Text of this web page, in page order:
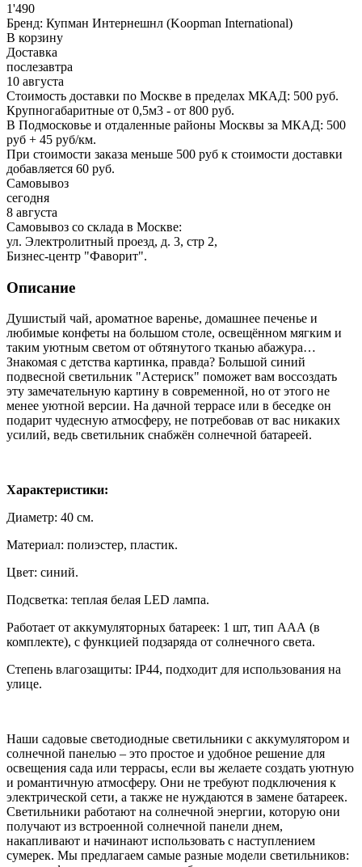
1'490
Бренд: Купман Интернешнл (Koopman International)
В корзину
Доставка
послезавтра
10 августа
Стоимость доставки по Москве в пределах МКАД: 500 руб.
Крупногабаритные от 0,5м3 - от 800 руб.
В Подмосковье и отдаленные районы Москвы за МКАД: 500
руб + 45 руб/км.
При стоимости заказа меньше 500 руб к стоимости доставки
добавляется 60 руб.
Самовывоз
сегодня
8 августа
Самовывоз со склада в Москве:
ул. Электролитный проезд, д. 3, стр 2,
Бизнес-центр "Фаворит".
Описание
Душистый чай, ароматное варенье, домашнее печенье и
любимые конфеты на большом столе, освещённом мягким и
таким уютным светом от обтянутого тканью абажура…
Знакомая с детства картинка, правда? Большой синий
подвесной светильник "Астериск" поможет вам воссоздать
эту замечательную картину в современной, но от этого не
менее уютной версии. На дачной террасе или в беседке он
подарит чудесную атмосферу, не потребовав от вас никаких
усилий, ведь светильник снабжён солнечной батареей.
Характеристики:
Диаметр: 40 см.
Материал: полиэстер, пластик.
Цвет: синий.
Подсветка: теплая белая LED лампа.
Работает от аккумуляторных батареек: 1 шт, тип ААА (в
комплекте), с функцией подзаряда от солнечного света.
Степень влагозащиты: IP44, подходит для использования на
улице.
Наши садовые светодиодные светильники с аккумулятором и
солнечной панелью – это простое и удобное решение для
освещения сада или террасы, если вы желаете создать уютную
и романтичную атмосферу. Они не требуют подключения к
электрической сети, а также не нуждаются в замене батареек.
Светильники работают на солнечной энергии, которую они
получают из встроенной солнечной панели днем,
накапливают и начинают использовать с наступлением
сумерек. Мы предлагаем самые разные модели светильников: